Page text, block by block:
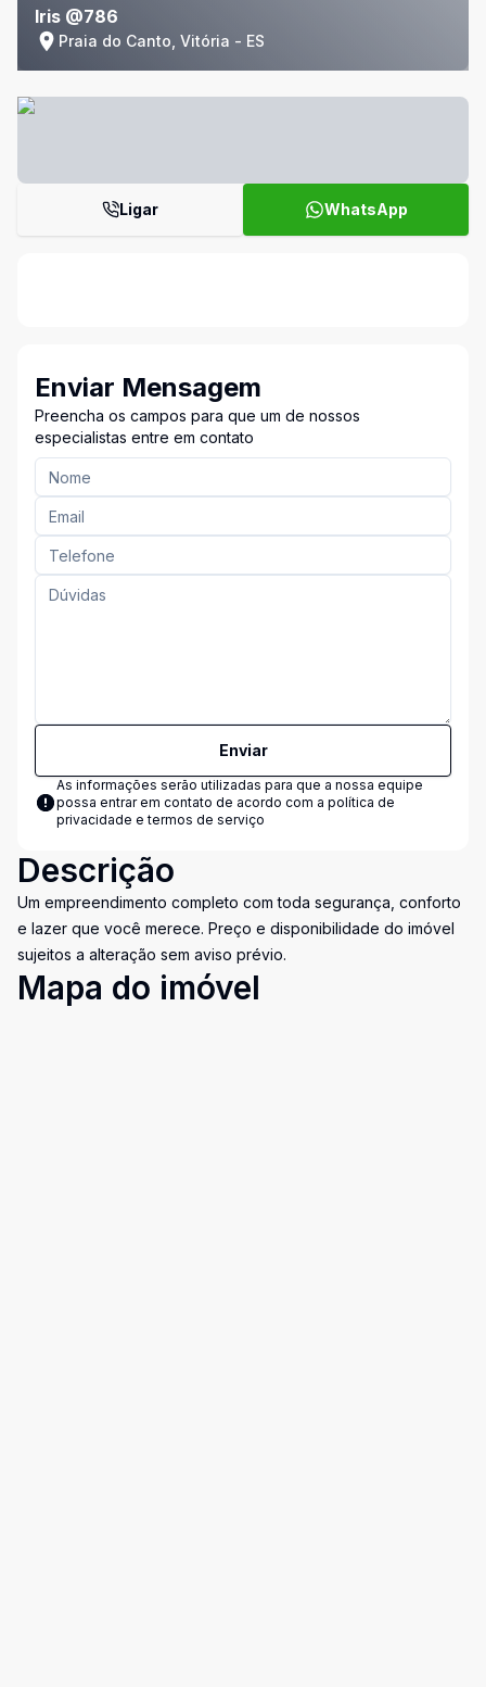
Iris @786
Praia do Canto, Vitória - ES
Ligar WhatsApp
Enviar Mensagem
Preencha os campos para que um de nossos
especialistas entre em contato
Enviar
As informações serão utilizadas para que a nossa equipe
possa entrar em contato de acordo com a política de
privacidade e termos de serviço
Descrição
Um empreendimento completo com toda segurança, conforto
e lazer que você merece. Preço e disponibilidade do imóvel
sujeitos a alteração sem aviso prévio.
Mapa do imóvel